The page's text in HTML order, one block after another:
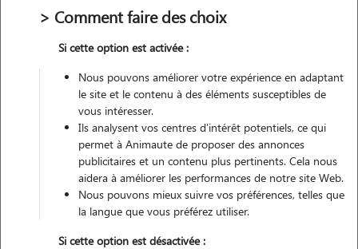
Véhiculé
Contacter
L'envoi d'une demande est sans engagement
> Comment faire des choix
Si cette option est activée :
Nous pouvons améliorer votre expérience en adaptant
le site et le contenu à des éléments susceptibles de
vous intéresser.
Ils analysent vos centres d'intérêt potentiels, ce qui
permet à Animaute de proposer des annonces
publicitaires et un contenu plus pertinents. Cela nous
aidera à améliorer les performances de notre site Web.
Nous pouvons mieux suivre vos préférences, telles que
la langue que vous préférez utiliser.
Si cette option est désactivée :